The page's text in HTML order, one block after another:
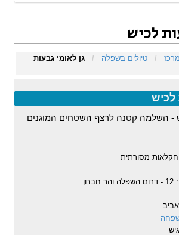
לכיש
/ טיולים בשפלה /
גן לאומי גבעות
לכיש
- השלמה קטנה לרצף השטחים המוגנים
מסורתית
: 12 - דרום השפלה והר חברון